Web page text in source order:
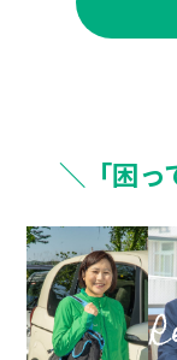
＼「困っ